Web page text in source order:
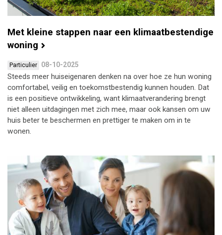
Met kleine stappen naar een klimaatbestendige
woning
Particulier 08-10-2025
Steeds meer huiseigenaren denken na over hoe ze hun woning
comfortabel, veilig en toekomstbestendig kunnen houden. Dat
is een positieve ontwikkeling, want klimaatverandering brengt
niet alleen uitdagingen met zich mee, maar ook kansen om uw
huis beter te beschermen en prettiger te maken om in te
wonen.